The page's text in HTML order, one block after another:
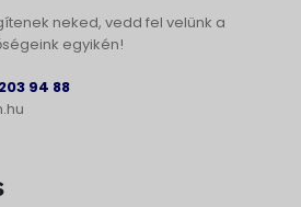
neked, vedd fel velünk a
egyikén!
94 88